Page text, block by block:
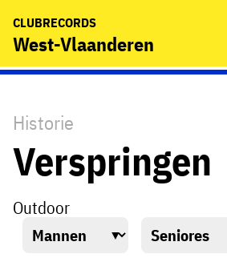
CLUBRECORDS
West-Vlaanderen
Historie
Verspringen
Outdoor